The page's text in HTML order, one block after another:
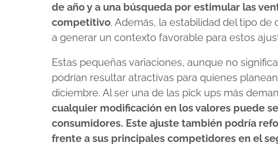
de año y a una búsqueda por estimular las
competitivo. Además, la estabilidad del tipo
a generar un contexto favorable para estos
Estas pequeñas variaciones, aunque no
podrían resultar atractivas para quienes
diciembre. Al ser una de las pick ups más
cualquier modificación en los valores puede
consumidores. Este ajuste también podría
frente a sus principales competidores en el